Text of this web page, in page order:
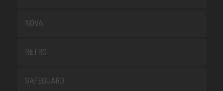
NOVA
RETRO
SAFEGUARD